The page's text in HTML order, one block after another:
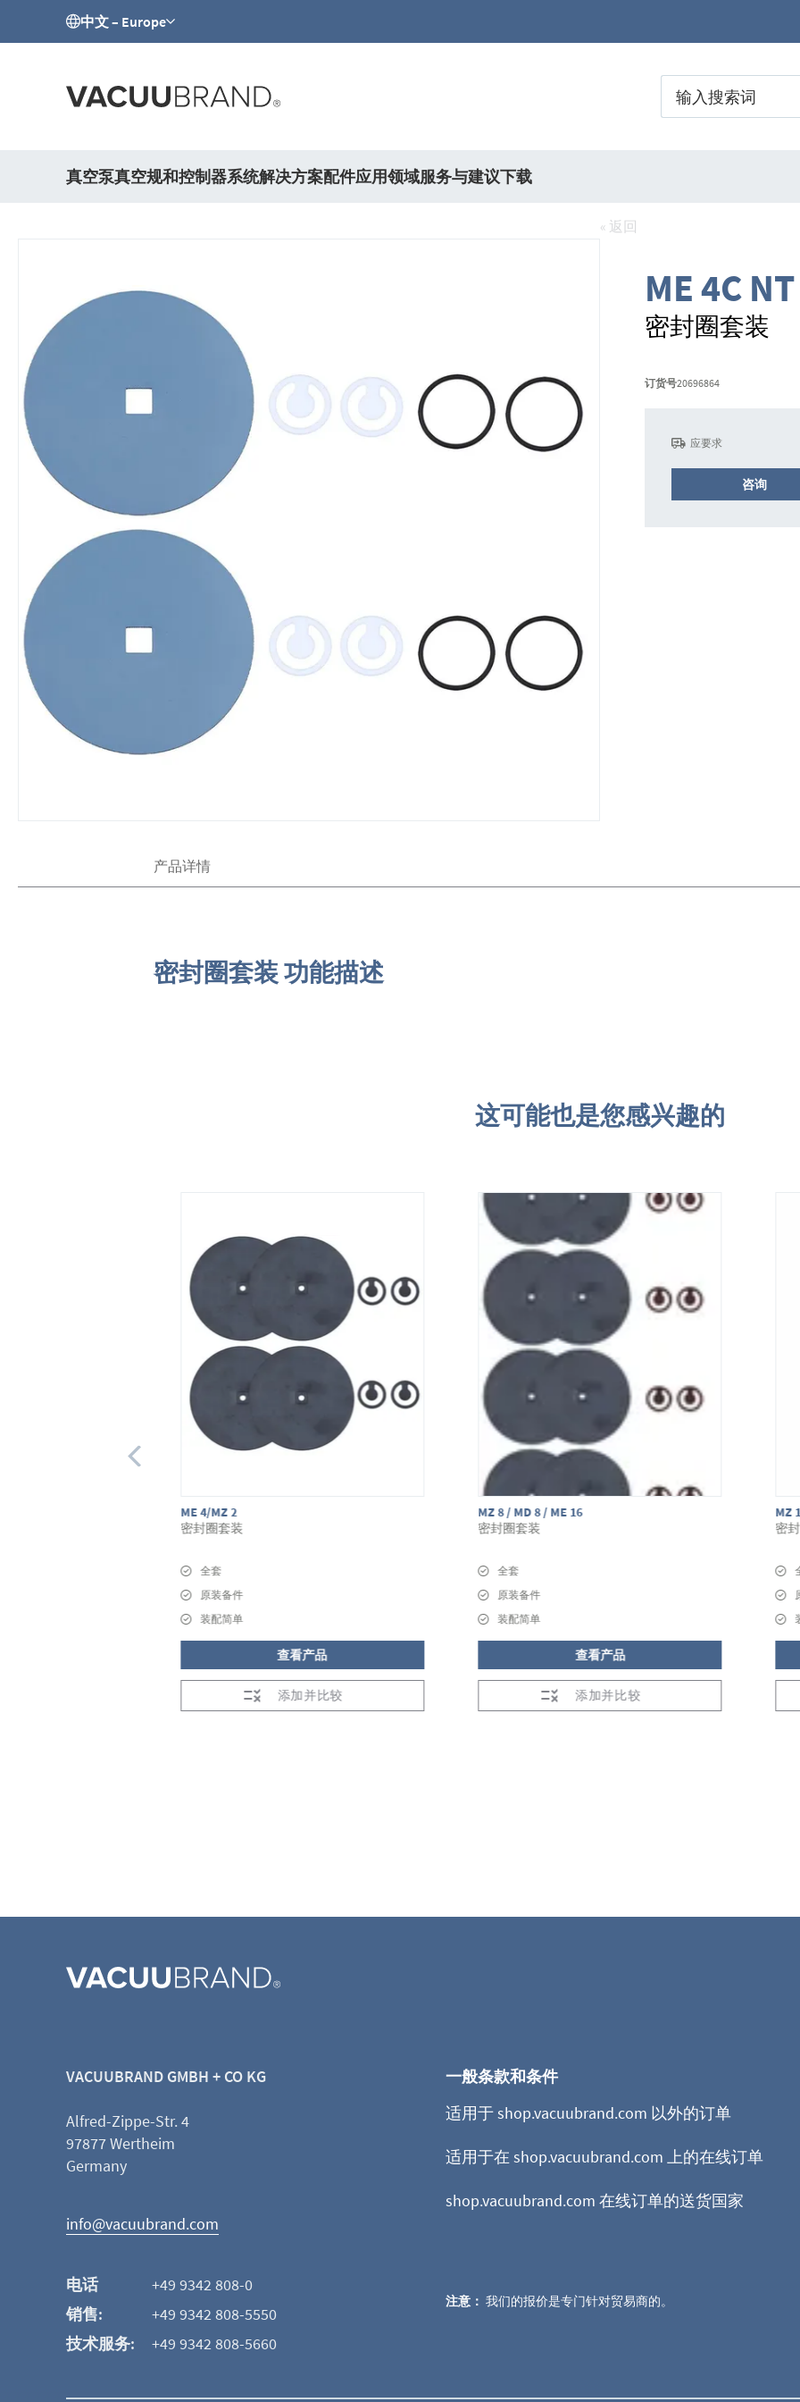
中文 – Europe
真空泵真空规和控制器系统解决方案配件应用领域服务与建议下载
库
到
« 返回
ME 4C NT
密封圈套装
订货号20696864
应要求
咨询
产品详情
密封圈套装 功能描述
这可能也是您感兴趣的
ME 4/MZ 2
密封圈套装
全套
原装备件
装配简单
查看产品
添加并比较
MZ 8 / MD 8 / ME 16
密封圈套装
全套
原装备件
装配简单
查看产品
添加并比较
MZ
密
VACUUBRAND GMBH + CO KG
Alfred-Zippe-Str. 4
97877 Wertheim
Germany
info@vacuubrand.com
电话
+49 9342 808-0
销售:
+49 9342 808-5550
技术服务:
+49 9342 808-5660
一般条款和条件
适用于 shop.vacuubrand.com 以外的订单
适用于在 shop.vacuubrand.com 上的在线订单
shop.vacuubrand.com 在线订单的送货国家
注意： 我们的报价是专门针对贸易商的。